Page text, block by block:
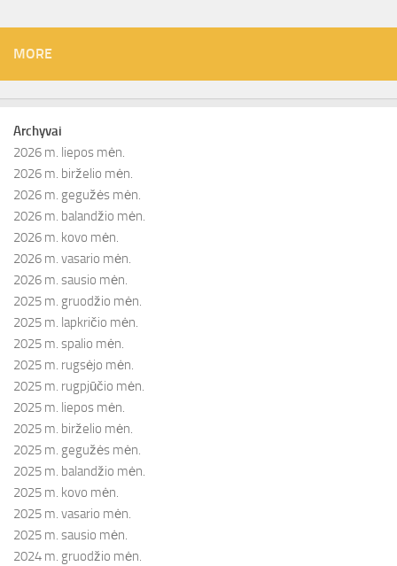
MORE
Archyvai
2026 m. liepos mėn.
2026 m. birželio mėn.
2026 m. gegužės mėn.
2026 m. balandžio mėn.
2026 m. kovo mėn.
2026 m. vasario mėn.
2026 m. sausio mėn.
2025 m. gruodžio mėn.
2025 m. lapkričio mėn.
2025 m. spalio mėn.
2025 m. rugsėjo mėn.
2025 m. rugpjūčio mėn.
2025 m. liepos mėn.
2025 m. birželio mėn.
2025 m. gegužės mėn.
2025 m. balandžio mėn.
2025 m. kovo mėn.
2025 m. vasario mėn.
2025 m. sausio mėn.
2024 m. gruodžio mėn.